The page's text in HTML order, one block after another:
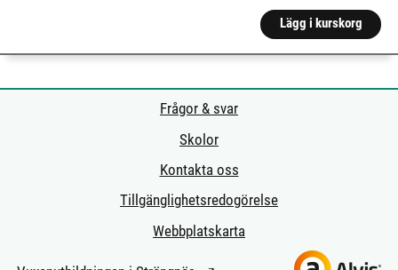
Lägg i kurskorg
Frågor & svar
Skolor
Kontakta oss
Tillgänglighetsredogörelse
Webbplatskarta